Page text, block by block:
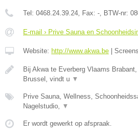
Tel: 0468.24.39.24, Fax: -, BTW-nr:
E-mail › Prive Sauna en
Website: http://www.akwa.be
Bij Akwa te Everberg Vlaams
Brussel, vindt u ▼
Prive Sauna, Wellness,
Nagelstudio, ▼
Er wordt gewerkt op afspraak.